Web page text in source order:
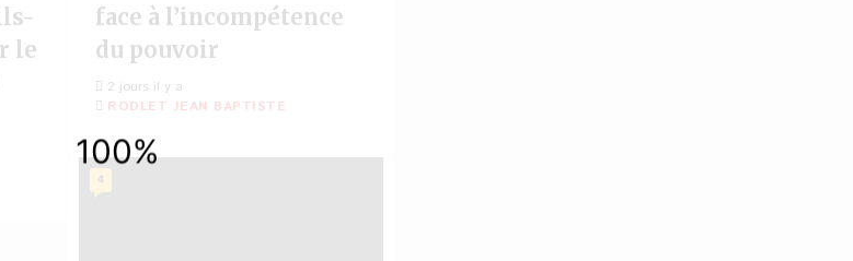
le
face à l’incompétence
du pouvoir
2 jours il y a
RODLET JEAN BAPTISTE
4